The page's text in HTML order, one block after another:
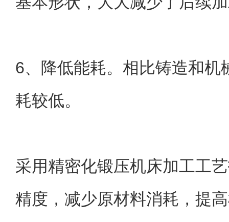
6、降低能耗。相比铸造和机
耗较低。
采用精密化锻压机床加工工
精度，减少原材料消耗，提